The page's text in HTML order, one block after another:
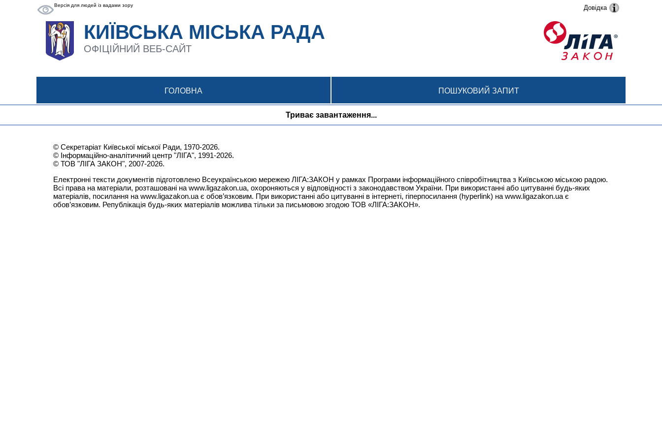
Довідка
Версія для людей із вадами зору
КИЇВСЬКА МІСЬКА РАДА
ОФІЦІЙНИЙ ВЕБ-САЙТ
ГОЛОВНА ПОШУКОВИЙ ЗАПИТ
Триває завантаження...
© Секретаріат Київської міської Ради, 1970-2026.
© Інформаційно-аналітичний центр "ЛІГА", 1991-2026.
© ТОВ "ЛІГА ЗАКОН", 2007-2026.
Електронні тексти документів підготовлено Всеукраїнською мережею ЛІГА:ЗАКОН у рамках Програми інформаційного співробітництва з Київською міською радою.
Всі права на матеріали, розташовані на www.ligazakon.ua, охороняються у відповідності з законодавством України. При використанні або цитуванні будь-яких
матеріалів, посилання на www.ligazakon.ua є обов’язковим. При використанні або цитуванні в інтернеті, гіперпосилання (hyperlink) на www.ligazakon.ua є
обов’язковим. Републікація будь-яких матеріалів можлива тільки за письмовою згодою ТОВ «ЛІГА:ЗАКОН».